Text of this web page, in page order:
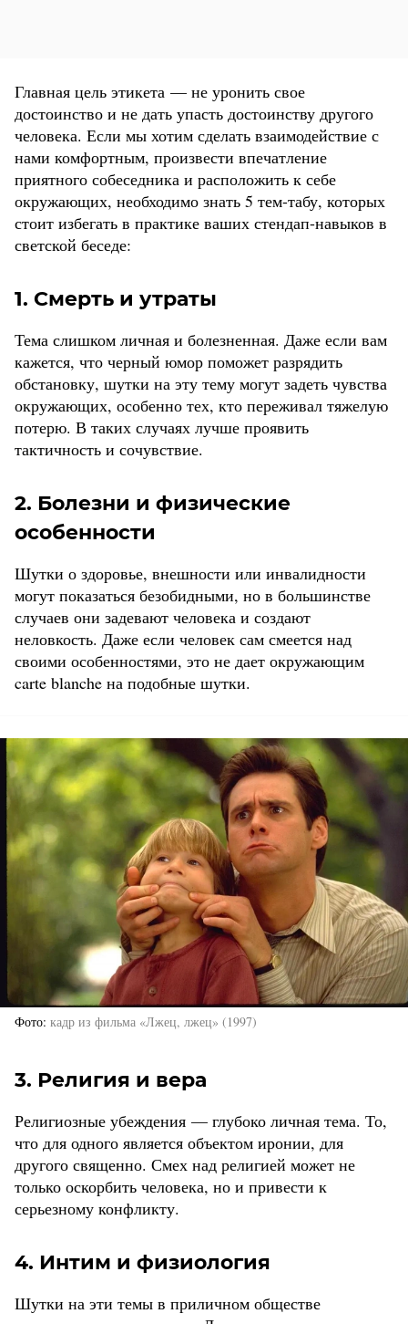
Главная цель этикета — не уронить свое
достоинство и не дать упасть достоинству другого
человека. Если мы хотим сделать взаимодействие с
нами комфортным, произвести впечатление
приятного собеседника и расположить к себе
окружающих, необходимо знать 5 тем-табу, которых
стоит избегать в практике ваших стендап-навыков в
светской беседе:
1. Смерть и утраты
Тема слишком личная и болезненная. Даже если вам
кажется, что черный юмор поможет разрядить
обстановку, шутки на эту тему могут задеть чувства
окружающих, особенно тех, кто переживал тяжелую
потерю. В таких случаях лучше проявить
тактичность и сочувствие.
2. Болезни и физические
особенности
Шутки о здоровье, внешности или инвалидности
могут показаться безобидными, но в большинстве
случаев они задевают человека и создают
неловкость. Даже если человек сам смеется над
своими особенностями, это не дает окружающим
carte blanche на подобные шутки.
Фото кадр из фильма «Лжец, лжец» (1997)
3. Религия и вера
Религиозные убеждения — глубоко личная тема. То,
что для одного является объектом иронии, для
другого священно. Смех над религией может не
только оскорбить человека, но и привести к
серьезному конфликту.
4. Интим и физиология
Шутки на эти темы в приличном обществе